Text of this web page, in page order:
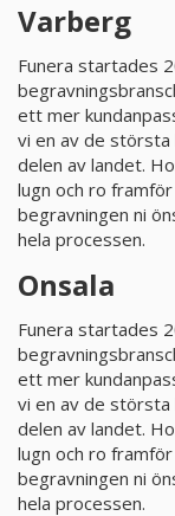
PLANERA
KONTAKTA
STARTSIDA
PRODUKTER &
OM
JURIDIK
Varberg
Funera startades
ett mer
vi en av de
delen av landet.
lugn och ro
begravningen ni
hela processen.
Onsala
Funera startades
ett mer
vi en av de
delen av landet.
lugn och ro
begravningen ni
hela processen.